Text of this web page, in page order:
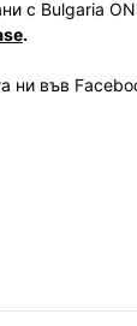
с Bulgaria ON
.
ни във